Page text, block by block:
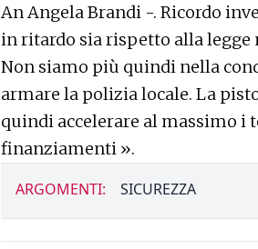
An Angela Brandi -. Ricordo
in ritardo sia rispetto alla legge
Non siamo più quindi nella
armare la polizia locale. La
quindi accelerare al massimo i
finanziamenti ».
ARGOMENTI: SICUREZZA